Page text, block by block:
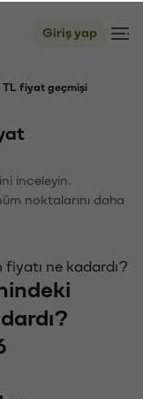
Giriş yap
TL fiyat geçmişi
inceleyin.
noktalarını daha
ne kadardı?